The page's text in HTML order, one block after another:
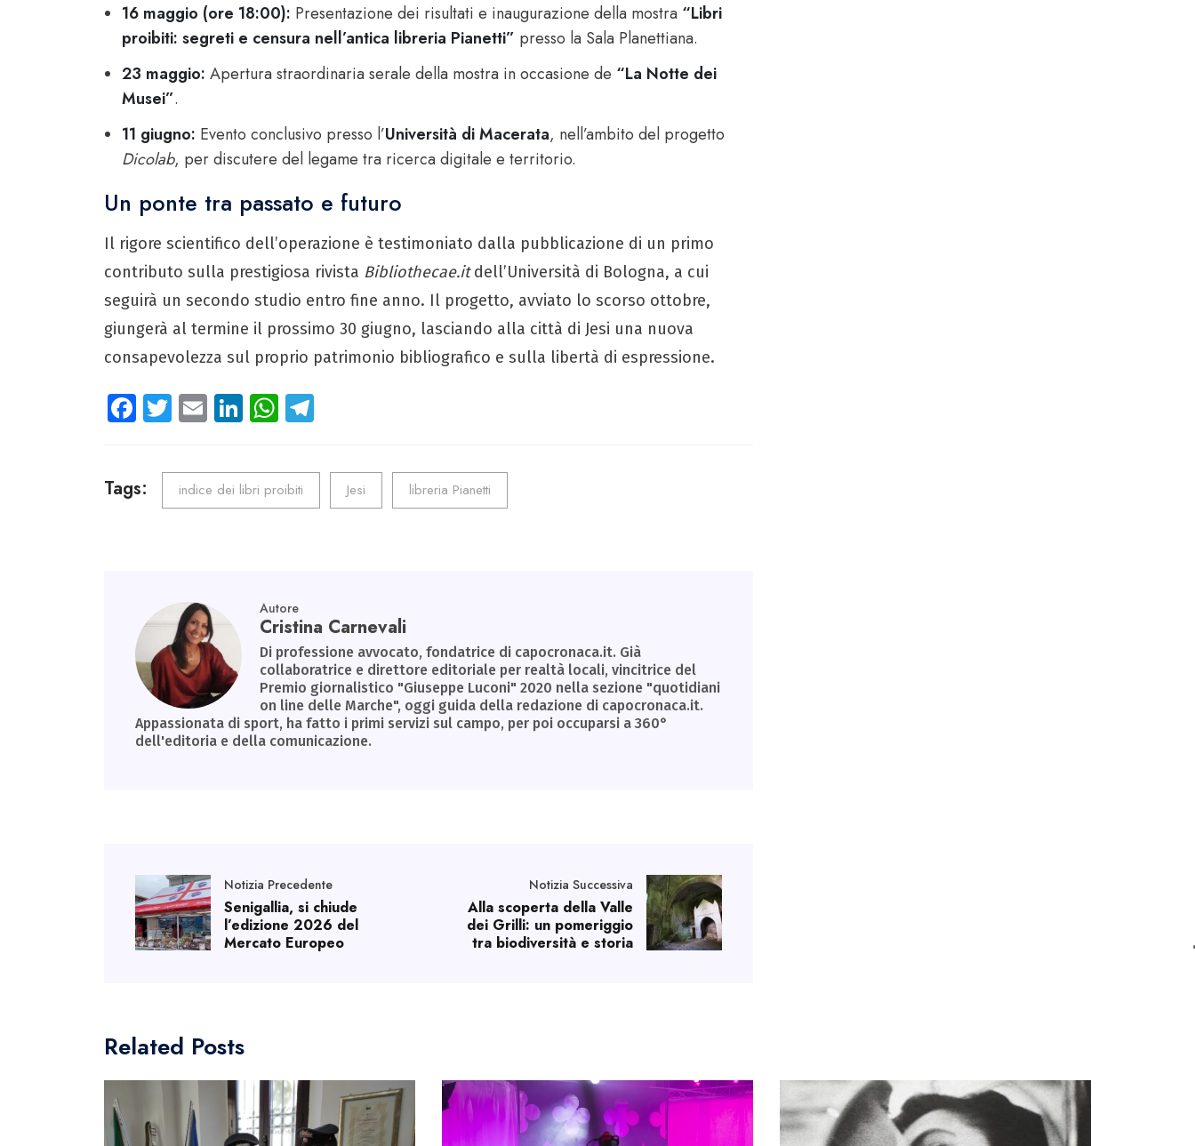
16 maggio (ore 18:00): Presentazione dei risultati e inaugurazione della mostra “Libri
proibiti: segreti e censura nell’antica libreria Pianetti” presso la Sala Planettiana.
23 maggio: Apertura straordinaria serale della mostra in occasione de “La Notte dei
Musei”.
11 giugno: Evento conclusivo presso l’Università di Macerata, nell’ambito del progetto
Dicolab, per discutere del legame tra ricerca digitale e territorio.
Un ponte tra passato e futuro
Il rigore scientifico dell’operazione è testimoniato dalla pubblicazione di un primo
contributo sulla prestigiosa rivista Bibliothecae.itdell’Università di Bologna, a cui
seguirà un secondo studio entro fine anno. Il progetto, avviato lo scorso ottobre,
giungerà al termine il prossimo 30 giugno, lasciando alla città di Jesi una nuova
consapevolezza sul proprio patrimonio bibliografico e sulla libertà di espressione.
Fa
ce
o
ok
T
wi
tt
er
E
m
ail
Li
nk
e
dI
n
W
ha
ts
A
p
gr
m
Tags: indice dei libri proibiti Jesi libreria Pianetti
Autore
Cristina Carnevali
Di professione avvocato, fondatrice di capocronaca.it. Già
collaboratrice e direttore editoriale per realtà locali, vincitrice del
Premio giornalistico "Giuseppe Luconi" 2020 nella sezione "quotidiani
on line delle Marche", oggi guida della redazione di capocronaca.it.
Appassionata di sport, ha fatto i primi servizi sul campo, per poi occuparsi a 360°
dell'editoria e della comunicazione.
Notizia Precedente
Senigallia, si chiude
l’edizione 2026 del
Mercato Europeo
Notizia Successiva
Alla scoperta della Valle
dei Grilli: un pomeriggio
tra biodiversità e storia
Related Posts